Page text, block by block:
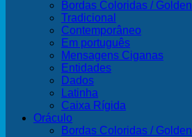
Bordas Coloridas / Golden
Tradicional
Contemporâneo
Em português
Mensagens Ciganas
Entidades
Dados
Latinha
Caixa Rígida
Oráculo
Bordas Coloridas / Golden